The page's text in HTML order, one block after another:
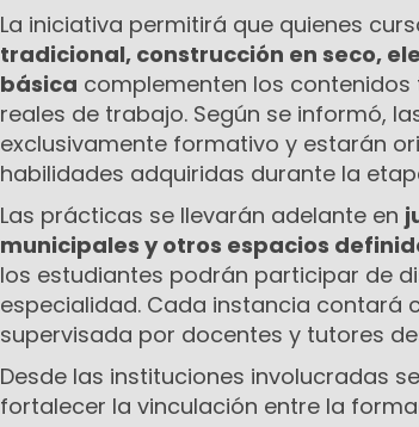
La iniciativa permitirá que quienes
tradicional, construcción en seco,
básica complementen los
reales de trabajo. Según se informó,
exclusivamente formativo y estarán
habilidades adquiridas durante la
Las prácticas se llevarán adelante en
municipales y otros espacios
los estudiantes podrán participar de
especialidad. Cada instancia contará
supervisada por docentes y tutores
Desde las instituciones involucradas
fortalecer la vinculación entre la